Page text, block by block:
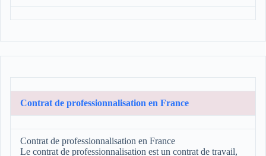
Contrat de professionnalisation en France
Contrat de professionnalisation en France
Le contrat de professionnalisation est un contrat de travail,